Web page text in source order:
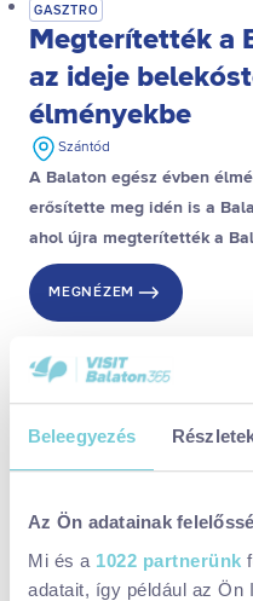
Beleegyezés
Az Ön adatainak
Mi és a 1022 partnerünk
adatait, így például az Ön
GASZTRO
Megterítették a
az ideje
élményekbe
Szántód
A Balaton egész évben
erősítette meg idén is a
ahol újra megterítették a
BalaLandbena régió
gyűltek össze, hogy
és élményekkel készül a
MEGNÉZEM